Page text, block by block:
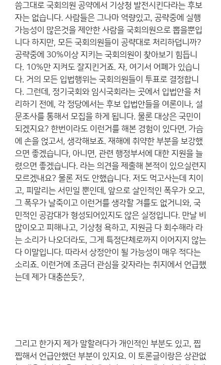
씀그대로 국회의원 공약에서 기상청 발전시킨다라는 후보
자는 없습니다. 사람들은 그나마 역량있고, 공략중에 실행
가능성이 많은것을 제안한 사람을 국회의원으로 뽑을뿐입
니다 하지만, 모든 국회의원들이 공략대로 처리하덥니까?
공략중에 30%이상 지키는 국회의원이 찾아보기 힘듭니
다. 10%만 지켜도 잘지킨거죠. 자, 여기서 어폐가 있습니
다. 거의 모든 입법행위는 국회의원들이 투표로 결정합니
다. 그런데, 정기국회와 임시국회라는 곳에서 입법안을 처
리하기 전에, 각 정당에서는 후보 입법안들을 여론이나, 설
문조사를 통해서 모집을 하게 됩니다. 물론 대상은 국민이
되겠지요? 한번이라도 이런거를 해본 경험이 있다면, 가슴
에 손을 얹고서, 생각해보죠. 재해에 취약한 부분을 보강했
으면 좋겠습니다, 아니면, 관련 행정부서에 대한 지원을 늘
렸으면 좋겠습니다. 라는 의견을 제출해 본적이 있으실련지
모르겠내요? 물론 저도 안했습니다. 저도 먹고사는데 치이
고, 피말리는 서민일 뿐인데, 앞으로 살인적인 폭우가 오고,
그 폭우가 날죽이고 이런거를 생각할 겨를도 없거니와, 국
민적인 공감대가 형성되어있지도 않은 실정입니다. 만날 비
많이오고 피해나고, 기상청 욕하고, 지원금 다 회수해라 라
는 소리가 나오더라도, 그게 특정단체로까지 이어지지 않는
다 이말입니다. 따라서 상정안이 될 가능성이 매우 적다는
소리죠. 이런거에 조금더 관심을 갖자라는 취지에서 언급했
는데 제가 대충쓴듯?,
그리고 한가지 제가 말할려다가 개인적인 부분도 있고, 찝
찝해서 언급안했던 부분이 있지요. 이 토론글이랑은 상관없